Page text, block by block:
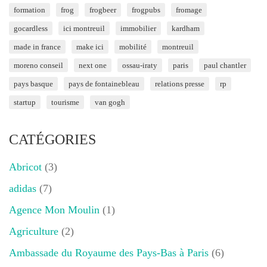
formation frog frogbeer frogpubs fromage
gocardless ici montreuil immobilier kardham
made in france make ici mobilité montreuil
moreno conseil next one ossau-iraty paris paul chantler
pays basque pays de fontainebleau relations presse rp
startup tourisme van gogh
CATÉGORIES
Abricot (3)
adidas (7)
Agence Mon Moulin (1)
Agriculture (2)
Ambassade du Royaume des Pays-Bas à Paris (6)